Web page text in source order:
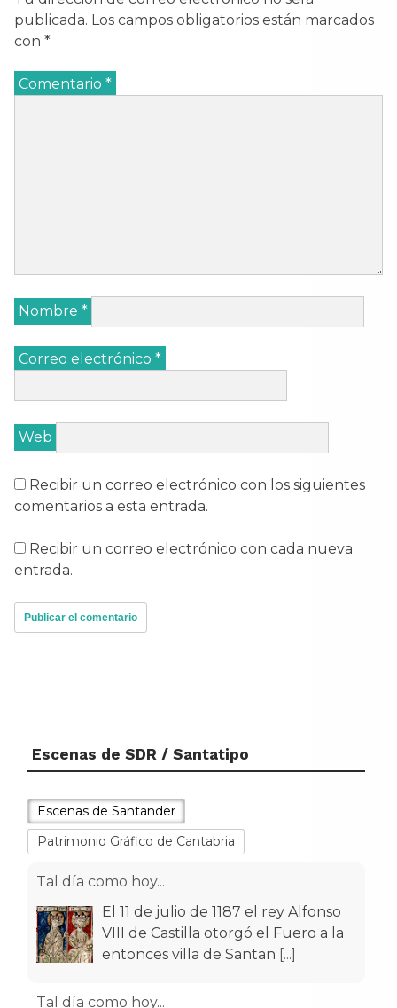
publicada. Los campos obligatorios están marcados
con *
Comentario *
Nombre *
Correo electrónico *
Web
Recibir un correo electrónico con los siguientes
comentarios a esta entrada.
Recibir un correo electrónico con cada nueva
entrada.
Escenas de SDR / Santatipo
Escenas de Santander
Patrimonio Gráfico de Cantabria
Tal día como hoy...
El 11 de julio de 1187 el rey Alfonso
VIII de Castilla otorgó el Fuero a la
entonces villa de Santan [...]
Tal día como hoy...